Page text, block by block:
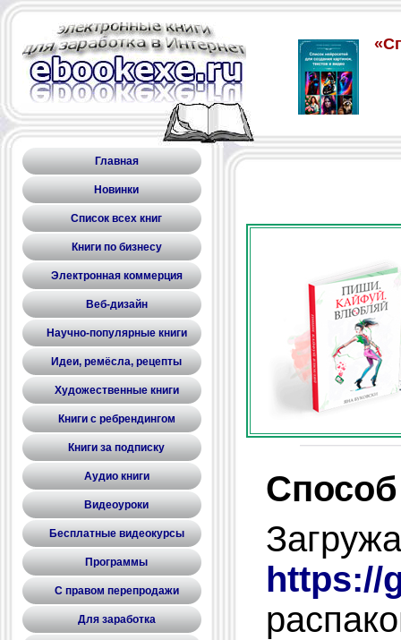
Главная
Новинки
Список всех книг
Книги по бизнесу
Электронная коммерция
Веб-дизайн
Научно-популярные книги
Идеи, ремёсла, рецепты
Художественные книги
Книги с ребрендингом
Книги за подписку
Аудио книги
Видеоуроки
Бесплатные видеокурсы
Программы
С правом перепродажи
Для заработка
https://